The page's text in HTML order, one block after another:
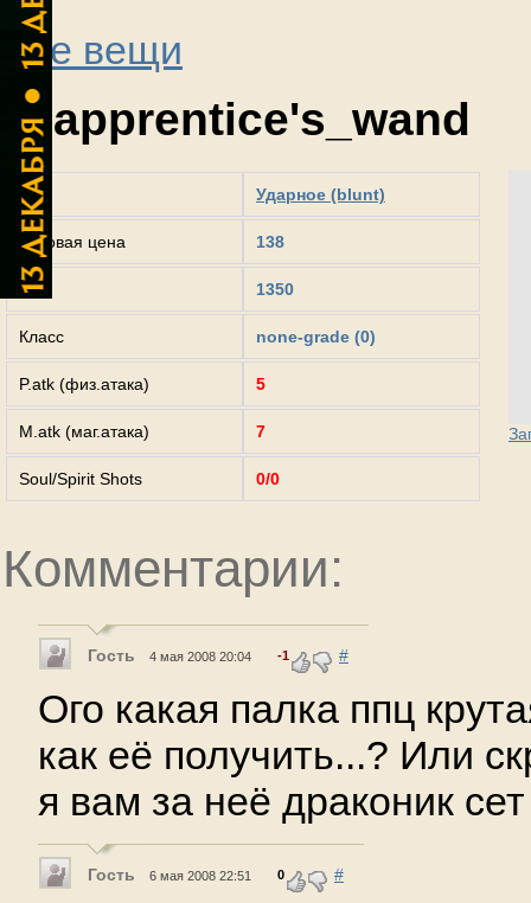
Все вещи
apprentice's_wand
Тип Ударное (blunt)
Базовая цена 138
Вес 1350
Класс none-grade (0)
P.atk (физ.атака) 5
M.atk (маг.атака) 7
Soul/Spirit Shots 0/0
Комментарии:
Гость 4 мая 2008 20:04 -1 #
Ого какая палка ппц
как её получить...? Или
я вам за неё драконик
Гость 6 мая 2008 22:51 0 #